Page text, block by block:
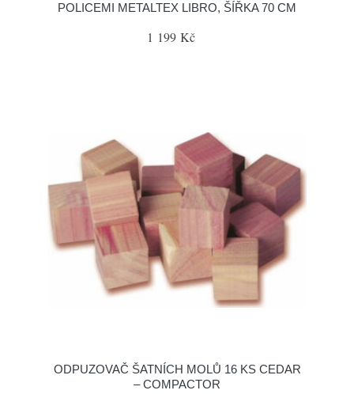
POLICEMI METALTEX LIBRO, ŠÍŘKA 70 CM
1 199 Kč
ODPUZOVAČ ŠATNÍCH MOLŮ 16 KS CEDAR
– COMPACTOR